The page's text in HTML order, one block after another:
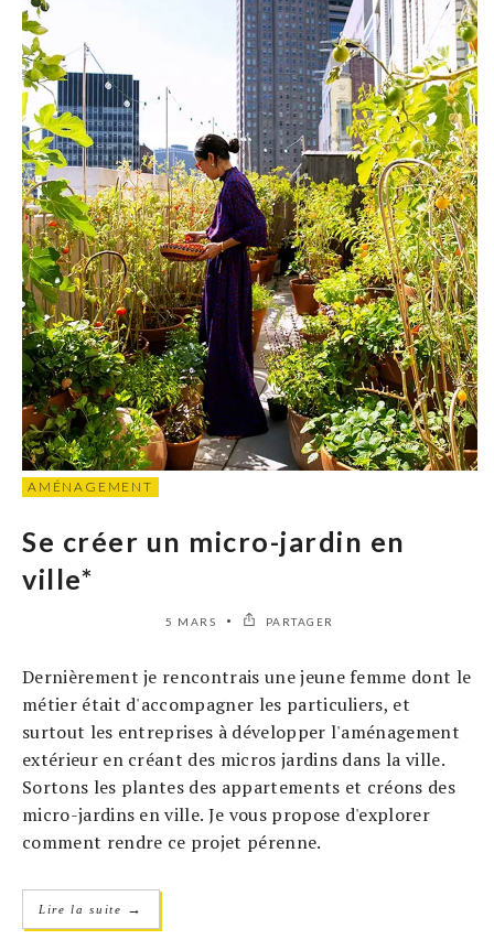
AMÉNAGEMENT
Se créer un micro-jardin en
ville*
5 MARS PARTAGER
Dernièrement je rencontrais une jeune femme dont le
métier était d'accompagner les particuliers, et
surtout les entreprises à développer l'aménagement
extérieur en créant des micros jardins dans la ville.
Sortons les plantes des appartements et créons des
micro-jardins en ville. Je vous propose d'explorer
comment rendre ce projet pérenne.
Lire la suite →